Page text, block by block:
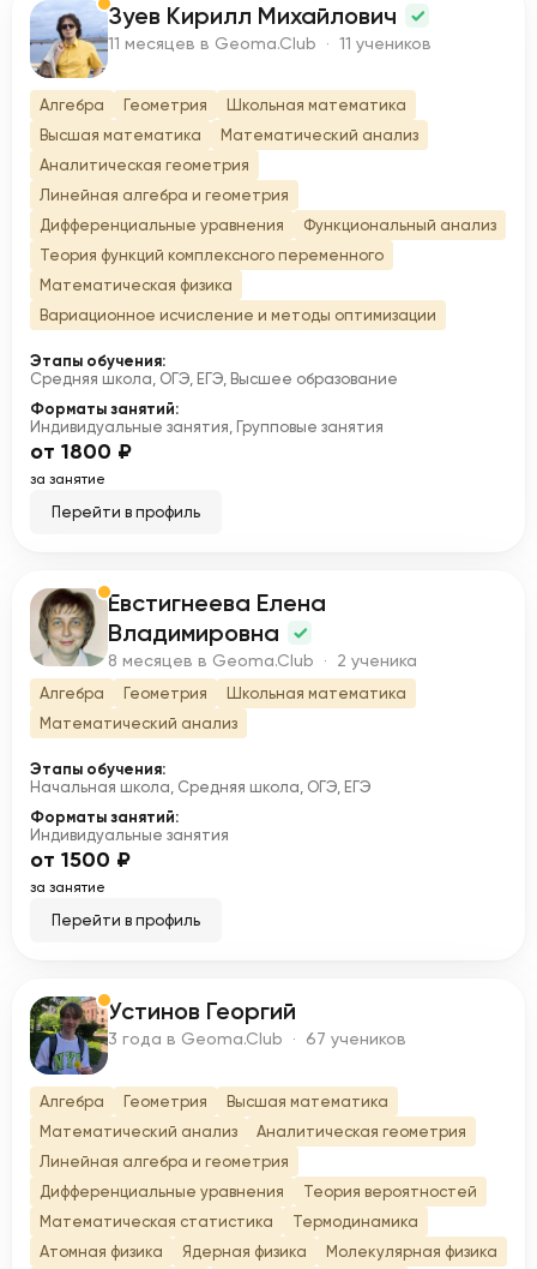
З Зуев Кирилл Михайлович
11 месяцев в Geoma.Club · 11 учеников
Алгебра Геометрия
Школьная математика
Высшая математика
Математический анализ
Аналитическая геометрия
Линейная алгебра и геометрия
Дифференциальные уравнения
Функциональный анализ
Теория функций комплексного переменного
Математическая физика
Вариационное исчисление и методы оптимизации
Этапы обучения:
Средняя школа, ОГЭ, ЕГЭ, Высшее образование
Форматы занятий:
Индивидуальные занятия, Групповые занятия
от 1800 ₽
за занятие
Перейти в профиль
Е
Евстигнеева Елена
Владимировна
8 месяцев в Geoma.Club · 2 ученика
Алгебра Геометрия
Школьная математика
Математический анализ
Этапы обучения:
Начальная школа, Средняя школа, ОГЭ, ЕГЭ
Форматы занятий:
Индивидуальные занятия
от 1500 ₽
за занятие
Перейти в профиль
У Устинов Георгий
3 года в Geoma.Club · 67 учеников
Алгебра Геометрия
Высшая математика
Математический анализ
Аналитическая геометрия
Линейная алгебра и геометрия
Дифференциальные уравнения
Теория вероятностей
Математическая статистика
Термодинамика
Атомная физика
Ядерная физика
Молекулярная физика